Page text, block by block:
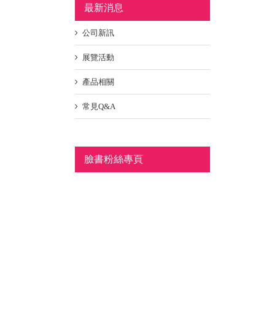
最新消息
公司新訊
展覽活動
產品相關
常見Q&A
臉書粉絲專頁